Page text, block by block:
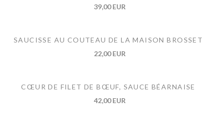
39,00 EUR
SAUCISSE AU COUTEAU DE LA MAISON BROSSET
22,00 EUR
CŒUR DE FILET DE BŒUF, SAUCE BÉARNAISE
42,00 EUR